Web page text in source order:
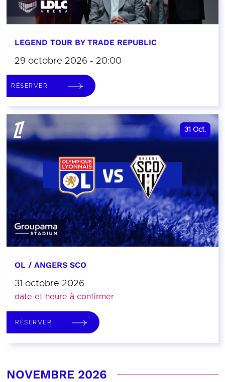
LEGEND TOUR BY TRADE REPUBLIC
29 octobre 2026 - 20:00
RÉSERVER
31 Oct.
OL / ANGERS SCO
31 octobre 2026
date et heure à confirmer
RÉSERVER
NOVEMBRE 2026